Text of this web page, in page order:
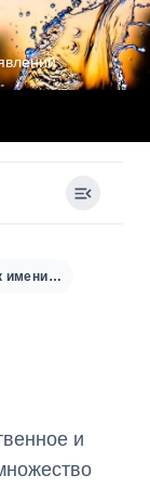
Цветок имени Юрий
и